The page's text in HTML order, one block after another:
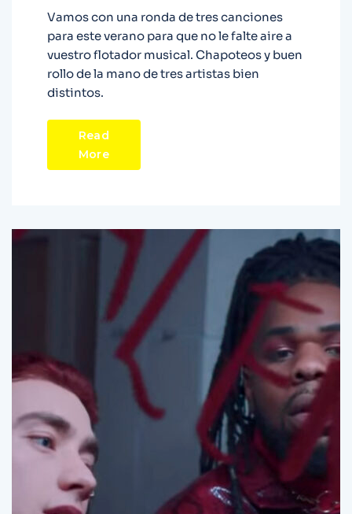
Vamos con una ronda de tres canciones
para este verano para que no le falte aire a
vuestro flotador musical. Chapoteos y buen
rollo de la mano de tres artistas bien
distintos.
Read
More